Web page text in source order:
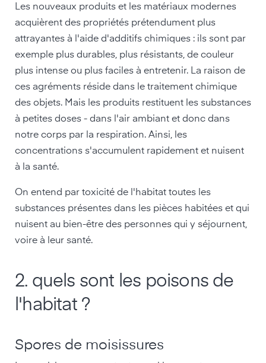
Les nouveaux produits et les matériaux modernes
acquièrent des propriétés prétendument plus
attrayantes à l'aide d'additifs chimiques : ils sont par
exemple plus durables, plus résistants, de couleur
plus intense ou plus faciles à entretenir. La raison de
ces agréments réside dans le traitement chimique
des objets. Mais les produits restituent les substances
à petites doses - dans l'air ambiant et donc dans
notre corps par la respiration. Ainsi, les
concentrations s'accumulent rapidement et nuisent
à la santé.
On entend par toxicité de l'habitat toutes les
substances présentes dans les pièces habitées et qui
nuisent au bien-être des personnes qui y séjournent,
voire à leur santé.
2. quels sont les poisons de
l'habitat ?
Spores de moisissures